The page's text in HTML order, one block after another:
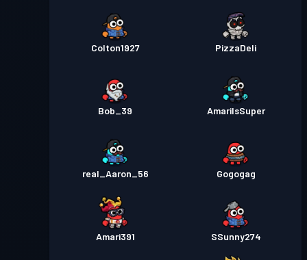
Colton1927 PizzaDeli
Bob_39 AmariIsSuper
real_Aaron_56 Gogogag
Amari391 SSunny274